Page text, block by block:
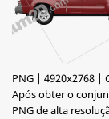
PNG | 4920x2768 |
Após obter o
PNG de alta